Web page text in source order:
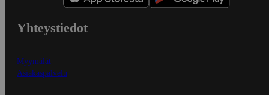
Yhteystiedot
Myymälät
Asiakaspalvelu